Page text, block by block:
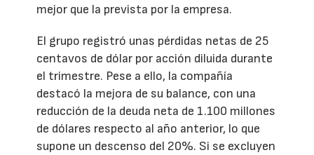
mejor que la prevista por la empresa.
El grupo registró unas pérdidas netas de 25
centavos de dólar por acción diluida durante
el trimestre. Pese a ello, la compañía
destacó la mejora de su balance, con una
reducción de la deuda neta de 1.100 millones
de dólares respecto al año anterior, lo que
supone un descenso del 20%. Si se excluyen